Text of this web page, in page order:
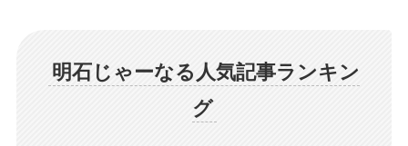
明石じゃーなる人気記事ランキン
グ